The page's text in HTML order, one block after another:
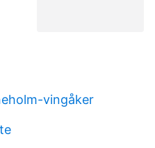
vingåker